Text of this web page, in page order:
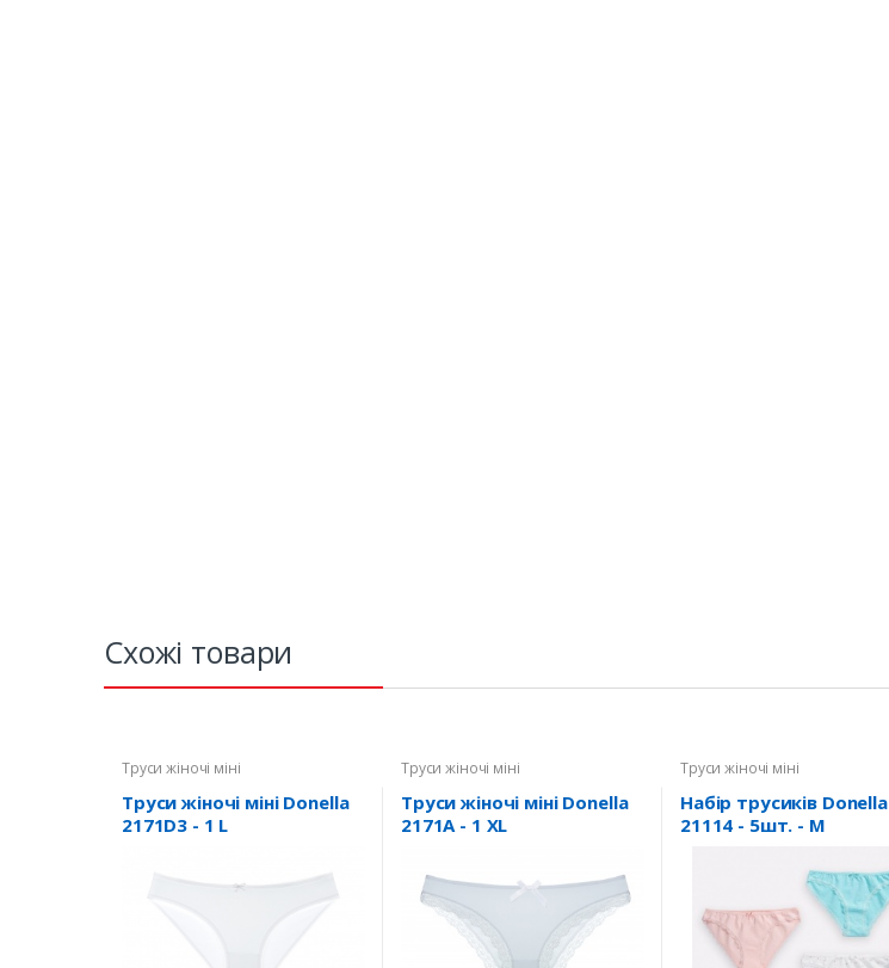
Схожі товари
Труси жіночі міні
Труси жіночі міні Donella
2171D3 - 1 L
Труси жіночі міні
Труси жіночі міні Donella
2171A - 1 XL
Труси жіночі міні
Набір трусиків Donella
21114 - 5шт. - M